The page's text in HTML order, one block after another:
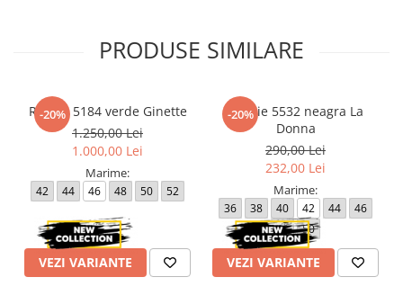
PRODUSE SIMILARE
-20%
Rochie 5184 verde Ginette
1.250,00 Lei
1.000,00 Lei
Marime:
42 44 46 48 50 52
VEZI VARIANTE
-20%
Rochie 5532 neagra La
Donna
290,00 Lei
232,00 Lei
Marime:
36 38 40 42 44
46
48
50
VEZI VARIANTE